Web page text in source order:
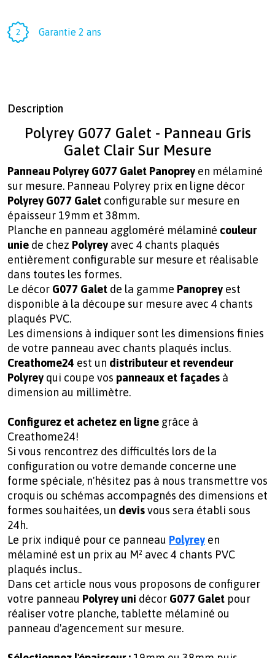
Garantie 2 ans
Description
Polyrey G077 Galet - Panneau Gris
Galet Clair Sur Mesure
Panneau Polyrey G077 Galet Panoprey en mélaminé
sur mesure. Panneau Polyrey prix en ligne décor
Polyrey G077 Galet configurable sur mesure en
épaisseur 19mm et 38mm.
Planche en panneau aggloméré mélaminé couleur
unie de chez Polyrey avec 4 chants plaqués
entièrement configurable sur mesure et réalisable
dans toutes les formes.
Le décor G077 Galet de la gamme Panoprey est
disponible à la découpe sur mesure avec 4 chants
plaqués PVC.
Les dimensions à indiquer sont les dimensions finies
de votre panneau avec chants plaqués inclus.
Creathome24 est un distributeur et revendeur
Polyrey qui coupe vos panneaux et façades à
dimension au millimètre.
Configurez et achetez en ligne grâce à
Creathome24!
Si vous rencontrez des difficultés lors de la
configuration ou votre demande concerne une
forme spéciale, n'hésitez pas à nous transmettre vos
croquis ou schémas accompagnés des dimensions et
formes souhaitées, un devisvous sera établi sous
24h.
Le prix indiqué pour ce panneau Polyrey en
mélaminé est un prix au M² avec 4 chants PVC
plaqués inclus..
Dans cet article nous vous proposons de configurer
votre panneau Polyrey uni décor G077 Galet pour
réaliser votre planche, tablette mélaminé ou
panneau d'agencement sur mesure.